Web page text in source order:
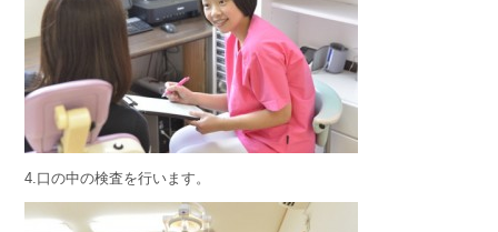
4.口の中の検査を行います。